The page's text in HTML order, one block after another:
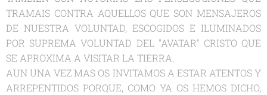
TRAMAIS CONTRA AQUELLOS QUE SON MENSAJEROS
DE NUESTRA VOLUNTAD, ESCOGIDOS E ILUMINADOS
POR SUPREMA VOLUNTAD DEL "AVATAR" CRISTO QUE
SE APROXIMA A VISITAR LA TIERRA.
AUN UNA VEZ MAS OS INVITAMOS A ESTAR ATENTOS Y
ARREPENTIDOS PORQUE, COMO YA OS HEMOS DICHO,